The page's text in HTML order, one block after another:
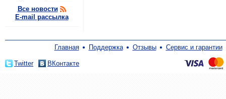
Все новости
E-mail рассылка
Главная Поддержка Отзывы Сервис и гарантии
Twitter ВКонтакте